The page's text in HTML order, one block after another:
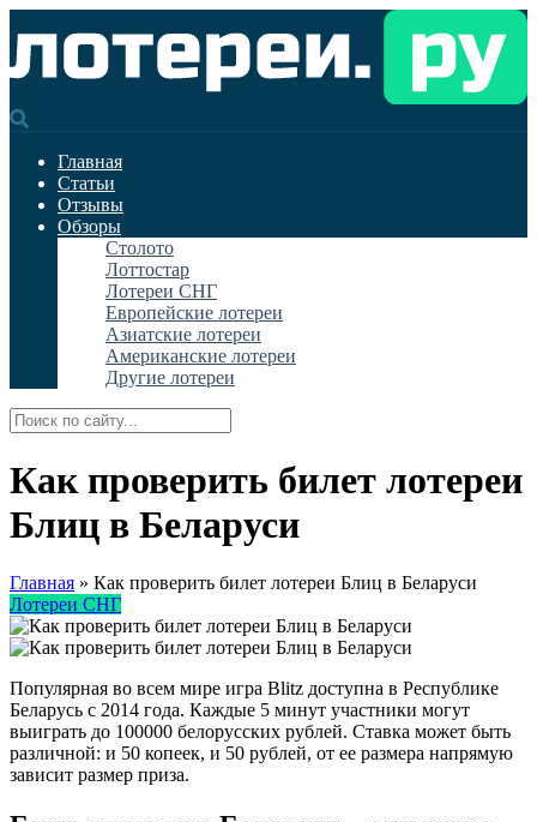
Главная
Статьи
Отзывы
Обзоры
Столото
Лоттостар
Лотереи СНГ
Европейские лотереи
Азиатские лотереи
Американские лотереи
Другие лотереи
Как проверить билет лотереи
Блиц в Беларуси
Главная » Как проверить билет лотереи Блиц в Беларуси
Лотереи СНГ
Популярная во всем мире игра Blitz доступна в Республике
Беларусь с 2014 года. Каждые 5 минут участники могут
выиграть до 100000 белорусских рублей. Ставка может быть
различной: и 50 копеек, и 50 рублей, от ее размера напрямую
зависит размер приза.